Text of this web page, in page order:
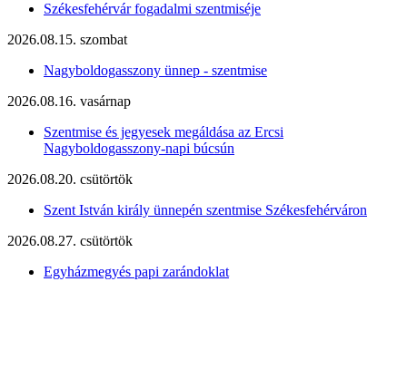
Székesfehérvár fogadalmi szentmiséje
2026.08.15. szombat
Nagyboldogasszony ünnep - szentmise
2026.08.16. vasárnap
Szentmise és jegyesek megáldása az Ercsi
Nagyboldogasszony-napi búcsún
2026.08.20. csütörtök
Szent István király ünnepén szentmise Székesfehérváron
2026.08.27. csütörtök
Egyházmegyés papi zarándoklat